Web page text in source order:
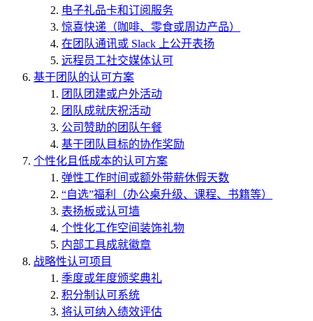
电子礼品卡和订阅服务
惊喜快递（咖啡、零食或周边产品）
在团队通讯或 Slack 上公开表扬
远程员工社交媒体认可
基于团队的认可方案
团队团建或户外活动
团队成就庆祝活动
公司赞助的团队午餐
基于团队目标的协作奖励
个性化且低成本的认可方案
弹性工作时间或额外带薪休假天数
“自选”福利（办公桌升级、课程、书籍等）
表扬板或认可墙
个性化工作空间装饰礼物
内部工具成就徽章
战略性认可项目
季度或年度颁奖典礼
积分制认可系统
将认可纳入绩效评估